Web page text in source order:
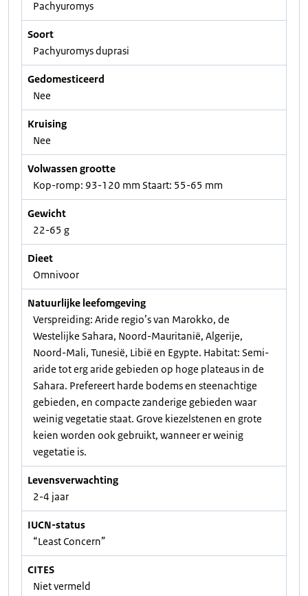
Pachyuromys
Soort
Pachyuromys duprasi
Gedomesticeerd
Nee
Kruising
Nee
Volwassen grootte
Kop-romp: 93-120 mm Staart: 55-65 mm
Gewicht
22-65 g
Dieet
Omnivoor
Natuurlijke leefomgeving
Verspreiding: Aride regio’s van Marokko, de
Westelijke Sahara, Noord-Mauritanië, Algerije,
Noord-Mali, Tunesië, Libië en Egypte. Habitat: Semi-
aride tot erg aride gebieden op hoge plateaus in de
Sahara. Prefereert harde bodems en steenachtige
gebieden, en compacte zanderige gebieden waar
weinig vegetatie staat. Grove kiezelstenen en grote
keien worden ook gebruikt, wanneer er weinig
vegetatie is.
Levensverwachting
2-4 jaar
IUCN-status
“Least Concern”
CITES
Niet vermeld